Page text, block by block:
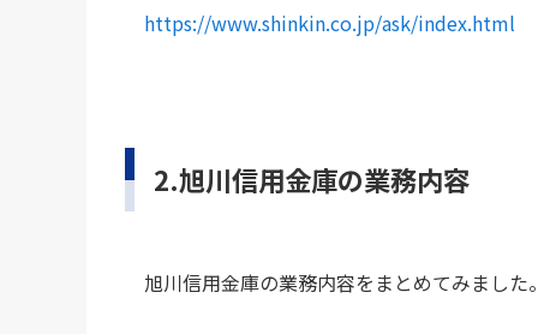
https://www.shinkin.co.jp/ask/index.html
2.旭川信用金庫の業務内容
旭川信用金庫の業務内容をまとめてみました